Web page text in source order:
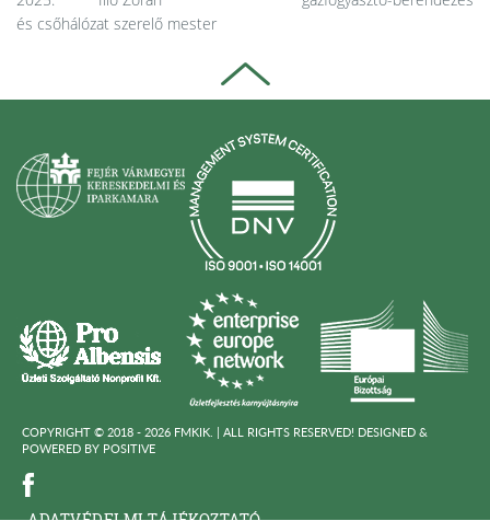
és csőhálózat szerelő mester
COPYRIGHT © 2018 - 2026 FMKIK. | ALL RIGHTS RESERVED! DESIGNED &
POWERED BY POSITIVE